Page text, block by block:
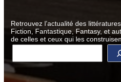
Retrouvez l’actualité des
Fiction, Fantastique, Fantasy, et
de celles et ceux qui les
R
c
h
e